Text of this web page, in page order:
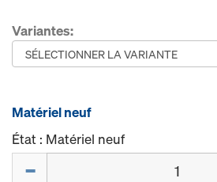
Variantes:
Matériel neuf
État : Matériel neuf